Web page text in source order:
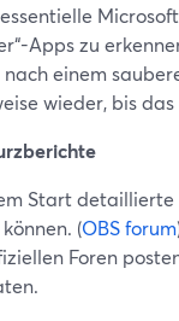
Apps zu
einem
wieder, bis
Start
(OBS forum
Foren